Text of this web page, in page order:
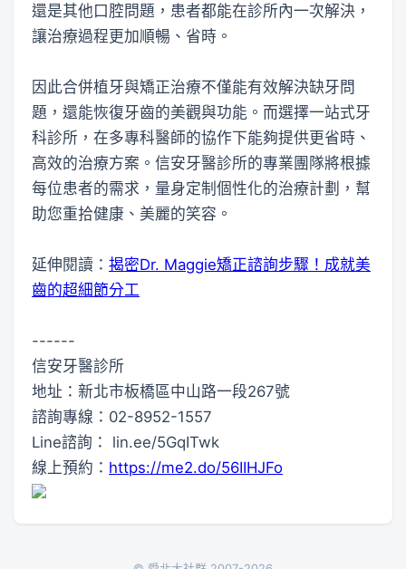
還是其他口腔問題，患者都能在診所內一次解決，
讓治療過程更加順暢、省時。
因此合併植牙與矯正治療不僅能有效解決缺牙問
題，還能恢復牙齒的美觀與功能。而選擇一站式牙
科診所，在多專科醫師的協作下能夠提供更省時、
高效的治療方案。信安牙醫診所的專業團隊將根據
每位患者的需求，量身定制個性化的治療計劃，幫
助您重拾健康、美麗的笑容。
延伸閱讀： 揭密Dr. Maggie矯正諮詢步驟！成就美
齒的超細節分工
------
信安牙醫診所
地址：新北市板橋區中山路一段267號
諮詢專線：02-8952-1557
Line諮詢： lin.ee/5GqITwk
線上預約： https://me2.do/56IIHJFo